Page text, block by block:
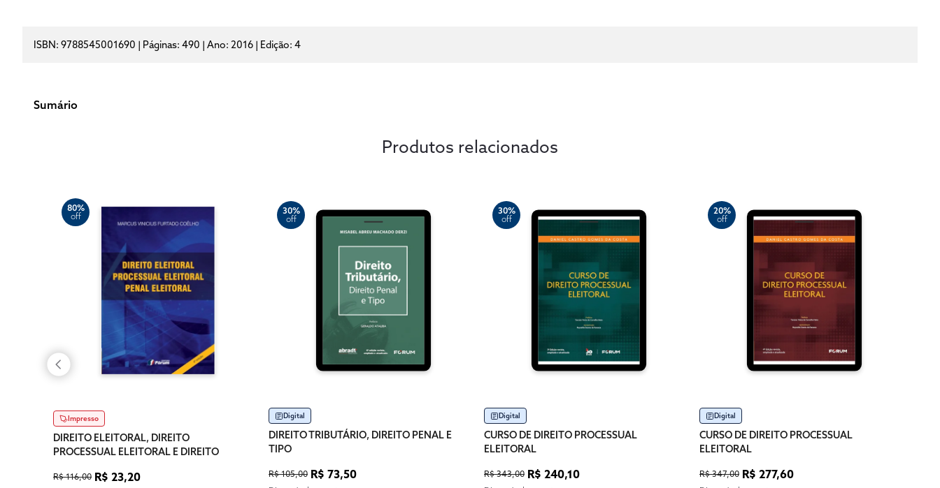
ISBN: 9788545001690 | Páginas: 490 | Ano: 2016 | Edição: 4
Sumário
Produtos relacionados
80%
off
Impresso
DIREITO ELEITORAL, DIREITO
PROCESSUAL ELEITORAL E DIREITO
R$ 116,00 R$ 23,20
30%
off
Digital
DIREITO TRIBUTÁRIO, DIREITO PENAL E
TIPO
R$ 105,00 R$ 73,50
30%
off
Digital
CURSO DE DIREITO PROCESSUAL
ELEITORAL
R$ 343,00 R$ 240,10
20%
off
Digital
CURSO DE DIREITO PROCESSUAL
ELEITORAL
R$ 347,00 R$ 277,60